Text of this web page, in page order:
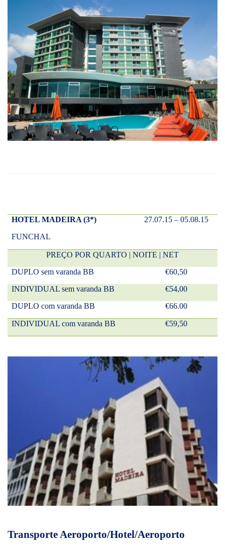
HOTEL MADEIRA (3*)
FUNCHAL
27.07.15 – 05.08.15
PREÇO POR QUARTO | NOITE | NET
DUPLO sem varanda BB
€60,50
INDIVIDUAL sem varanda BB
€54,00
DUPLO com varanda BB
€66.00
INDIVIDUAL com varanda BB €59,50
Transporte Aeroporto/Hotel/Aeroporto